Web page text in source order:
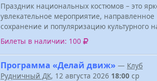
Праздник национальных костюмов – это
увлекательное мероприятие, направленное
сохранение и популяризацию культурного
Билеты в наличии: 100
Программа «Делай движ» — Клуб
Рудничный ДК, 12 августа 2026 18:00 ср